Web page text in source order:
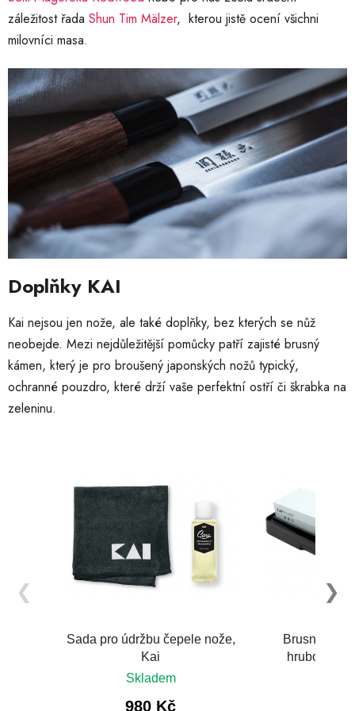
záležitost řada Shun Tim Mälzer, kterou jistě ocení všichni
milovníci masa.
Doplňky KAI
Kai nejsou jen nože, ale také doplňky, bez kterých se nůž
neobejde. Mezi nejdůležitější pomůcky patří zajisté brusný
kámen, který je pro broušený japonských nožů typický,
ochranné pouzdro, které drží vaše perfektní ostří či škrabka na
zeleninu.